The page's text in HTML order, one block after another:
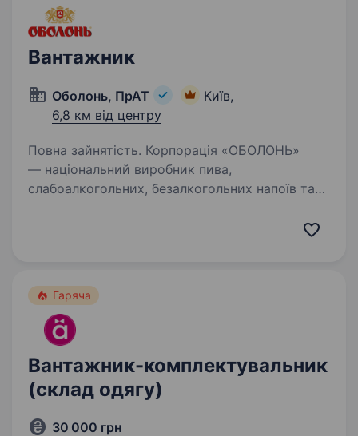
Вантажник
Оболонь, ПрАТ
Київ,
6,8 км від центру
Повна зайнятість. Корпорація «ОБОЛОНЬ»
— національний виробник пива,
слабоалкогольних, безалкогольних напоїв та
Гаряча
Вантажник-комплектувальник
(склад одягу)
30 000 грн